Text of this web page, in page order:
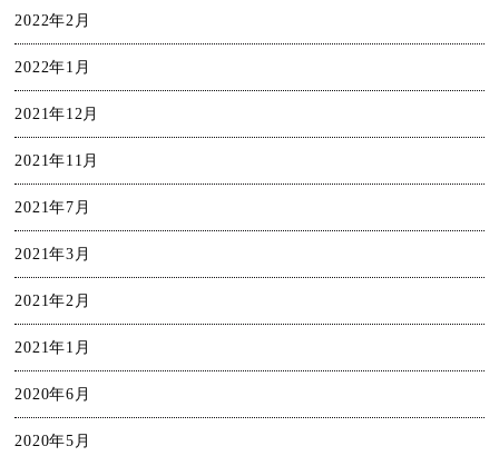
2022年2月
2022年1月
2021年12月
2021年11月
2021年7月
2021年3月
2021年2月
2021年1月
2020年6月
2020年5月